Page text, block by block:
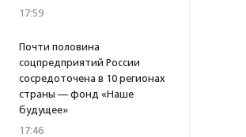
17:59
Почти половина
соцпредприятий России
сосредоточена в 10 регионах
страны — фонд «Наше
будущее»
17:46